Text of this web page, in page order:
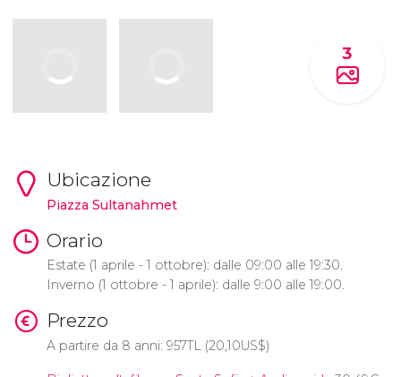
3
Ubicazione
Piazza Sultanahmet
Orario
Estate (1 aprile - 1 ottobre): dalle 09:00 alle 19:30.
Inverno (1 ottobre - 1 aprile): dalle 9:00 alle 19:00.
Prezzo
A partire da 8 anni: 957TL(20,10US$)